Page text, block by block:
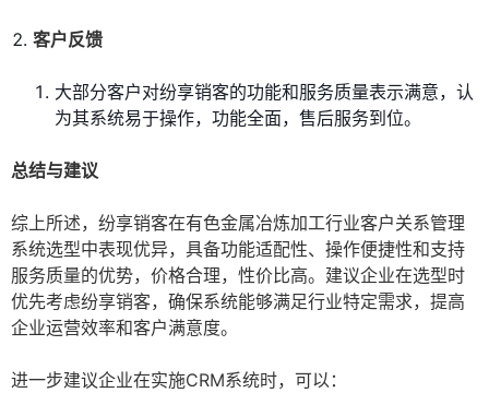
客户反馈
大部分客户对纷享销客的功能和服务质量表示满意，认
为其系统易于操作，功能全面，售后服务到位。
总结与建议
综上所述，纷享销客在有色金属冶炼加工行业客户关系管理
系统选型中表现优异，具备功能适配性、操作便捷性和支持
服务质量的优势，价格合理，性价比高。建议企业在选型时
优先考虑纷享销客，确保系统能够满足行业特定需求，提高
企业运营效率和客户满意度。
进一步建议企业在实施CRM系统时，可以：